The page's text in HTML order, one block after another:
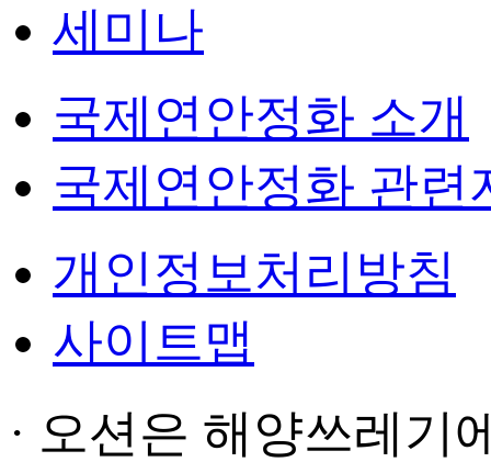
세미나
국제연안정화 소개
국제연안정화 관련
개인정보처리방침
사이트맵
· 오션은 해양쓰레기